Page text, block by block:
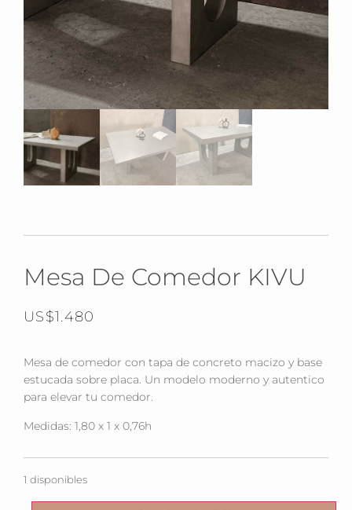
Mesa De Comedor KIVU
US$1.480
Mesa de comedor con tapa de concreto macizo y base
estucada sobre placa. Un modelo moderno y autentico
para elevar tu comedor.
Medidas: 1,80 x 1 x 0,76h
1 disponibles